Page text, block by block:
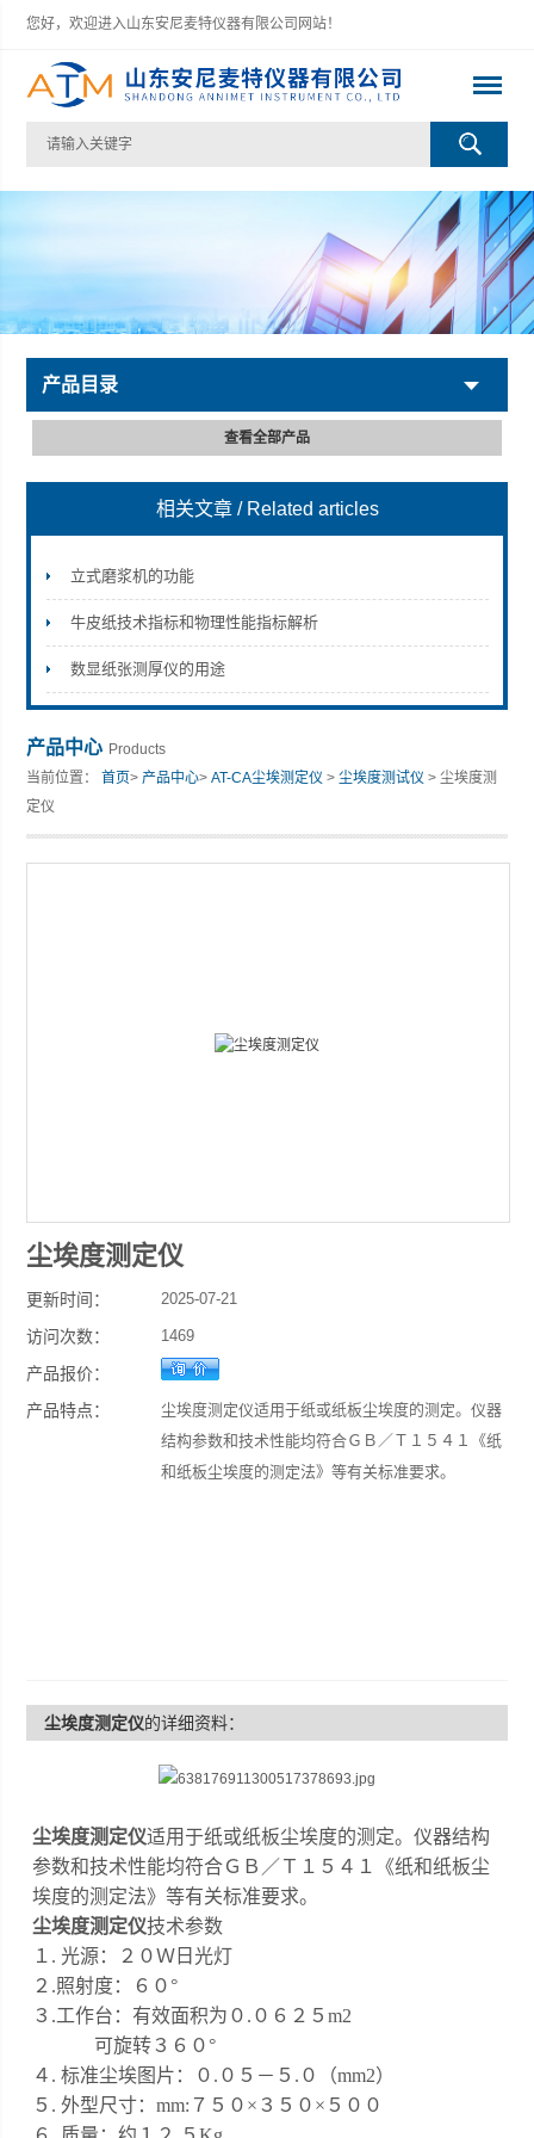
您好，欢迎进入山东安尼麦特仪器有限公司网站！
山东安尼麦特仪器有限公司
产品目录
查看全部产品
相关文章 / Related articles
立式磨浆机的功能
牛皮纸技术指标和物理性能指标解析
数显纸张测厚仪的用途
产品中心 Products
当前位置：首页>产品中心>AT-CA尘埃测定仪 >尘埃度测试仪 > 尘埃度测
定仪
尘埃度测定仪
更新时间： 2025-07-21
访问次数： 1469
产品报价：
产品特点：
尘埃度测定仪适用于纸或纸板尘埃度的测定。仪器
结构参数和技术性能均符合ＧＢ／Ｔ１５４１《纸
和纸板尘埃度的测定法》等有关标准要求。
尘埃度测定仪的详细资料：
尘埃度测定仪适用于纸或纸板尘埃度的测定。仪器结构
参数和技术性能均符合ＧＢ／Ｔ１５４１《纸和纸板尘
埃度的测定法》等有关标准要求。
尘埃度测定仪技术参数
１ . 光源：２０Ｗ日光灯
２ .照射度：６０ °
３ .工作台：有效面积为０ .０６２５m2
可旋转３６０ °
４ . 标准尘埃图片：０ .０５－５.０（mm2）
５ . 外型尺寸：mm:７５０×３５０×５００